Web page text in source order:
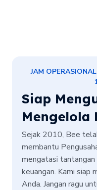
JAM
Siap
Mengelola
Sejak 2010, Bee
membantu
mengatasi tantangan
keuangan. Kami siap
Anda. Jangan ragu